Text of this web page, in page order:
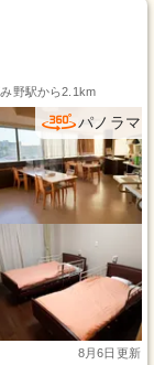
野駅から2.1km
パノラマ
8月6日更新